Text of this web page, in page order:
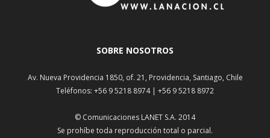
SOBRE NOSOTROS
Av. Nueva Providencia 1850, of. 21, Providencia, Santiago, Chile
Teléfonos: +56 9 5218 8974 | +56 9 5218 8972
© Comunicaciones LANET S.A. 2014
Se prohíbe toda reproducción total o parcial.